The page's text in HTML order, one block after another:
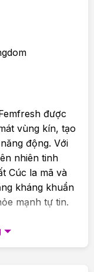
được
vùng kín, tạo
động. Với
nhiên tinh
Cúc la mã và
kháng khuẩn
mạnh tự tin.